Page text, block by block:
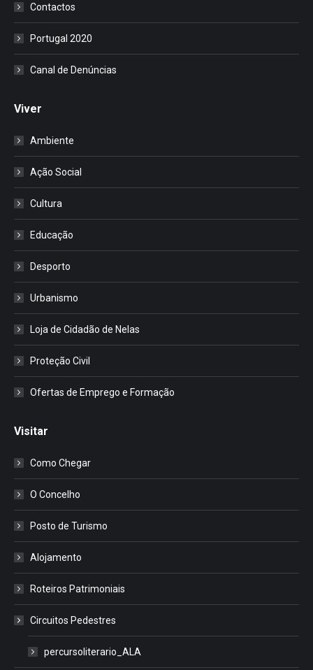
Contactos
Portugal 2020
Canal de Denúncias
Viver
Ambiente
Ação Social
Cultura
Educação
Desporto
Urbanismo
Loja de Cidadão de Nelas
Proteção Civil
Ofertas de Emprego e Formação
Visitar
Como Chegar
O Concelho
Posto de Turismo
Alojamento
Roteiros Patrimoniais
Circuitos Pedestres
percursoliterario_ALA